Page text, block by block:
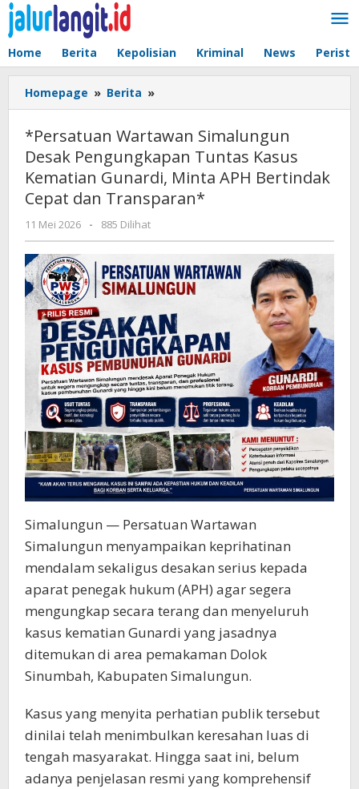
Lewati
konten
Home Berita Kepolisian Kriminal News
Homepage » Berita »
Wartawan
Desak
Pengungkapan
Tuntas
Kasus
Kematian
Minta
Bertindak
Cepat
dan
Transparan*
*Persatuan Wartawan Simalungun
Desak Pengungkapan Tuntas Kasus
Kematian Gunardi, Minta APH Bertindak
Cepat dan Transparan*
11 Mei 2026
oleh
admin
- 885 Dilihat
Simalungun — Persatuan Wartawan
Simalungun menyampaikan keprihatinan
mendalam sekaligus desakan serius kepada
aparat penegak hukum (APH) agar segera
mengungkap secara terang dan menyeluruh
kasus kematian Gunardi yang jasadnya
ditemukan di area pemakaman Dolok
Sinumbah, Kabupaten Simalungun.
Kasus yang menyita perhatian publik tersebut
dinilai telah menimbulkan keresahan luas di
tengah masyarakat. Hingga saat ini, belum
adanya penjelasan resmi yang komprehensif